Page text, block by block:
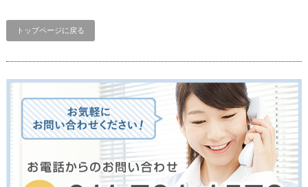
トップページに戻る